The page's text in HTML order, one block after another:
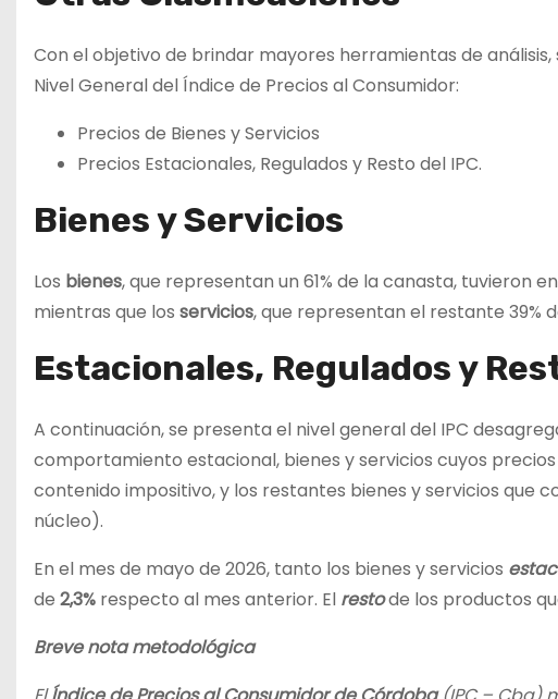
Con el objetivo de brindar mayores herramientas de
Nivel General del Índice de Precios al Consumidor:
Precios de Bienes y Servicios
Precios Estacionales, Regulados y Resto del IPC.
Bienes y Servicios
Los bienes, que representan un 61% de la canasta, tuvieron
mientras que los servicios, que representan el restante 39%
Estacionales, Regulados y
A continuación, se presenta el nivel general del IPC
comportamiento estacional, bienes y servicios cuyos
contenido impositivo, y los restantes bienes y servicios que
núcleo).
En el mes de mayo de 2026, tanto los bienes y servicios
de 2,3% respecto al mes anterior. El restode los productos
Breve nota metodológica